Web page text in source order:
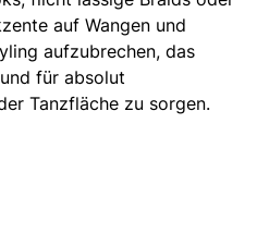
auf Wangen und
aufzubrechen, das
für absolut
Tanzfläche zu sorgen.